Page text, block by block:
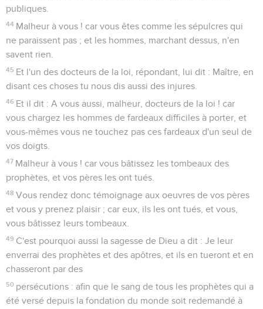
publiques.
44 Malheur à vous ! car vous êtes comme les sépulcres qui
ne paraissent pas ; et les hommes, marchant dessus, n'en
savent rien.
45 Et l'un des docteurs de la loi, répondant, lui dit : Maître, en
disant ces choses tu nous dis aussi des injures.
46 Et il dit : A vous aussi, malheur, docteurs de la loi ! car
vous chargez les hommes de fardeaux difficiles à porter, et
vous-mêmes vous ne touchez pas ces fardeaux d'un seul de
vos doigts.
47 Malheur à vous ! car vous bâtissez les tombeaux des
prophètes, et vos pères les ont tués.
48 Vous rendez donc témoignage aux oeuvres de vos pères
et vous y prenez plaisir ; car eux, ils les ont tués, et vous,
vous bâtissez leurs tombeaux.
49 C'est pourquoi aussi la sagesse de Dieu a dit : Je leur
enverrai des prophètes et des apôtres, et ils en tueront et en
chasseront par des
50 persécutions : afin que le sang de tous les prophètes qui a
été versé depuis la fondation du monde soit redemandé à